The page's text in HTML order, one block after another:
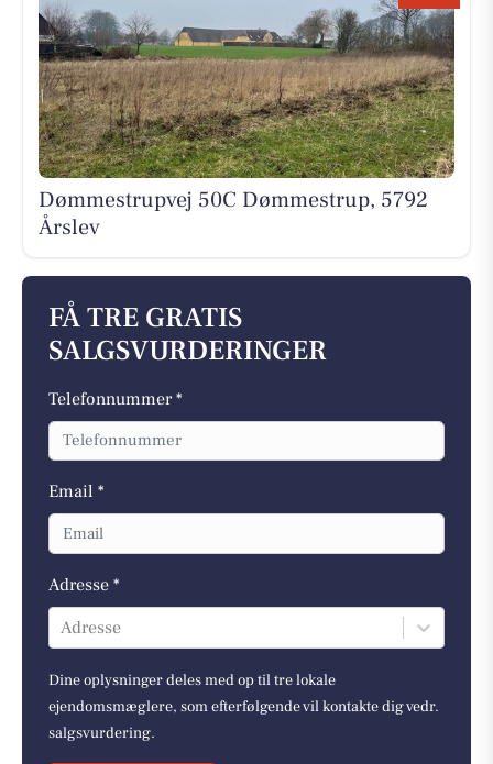
Dømmestrupvej 50C Dømmestrup, 5792
Årslev
FÅ TRE GRATIS
SALGSVURDERINGER
Telefonnummer *
Email *
Adresse *
Adresse
Dine oplysninger deles med op til tre lokale
ejendomsmæglere, som efterfølgende vil kontakte dig vedr.
salgsvurdering.